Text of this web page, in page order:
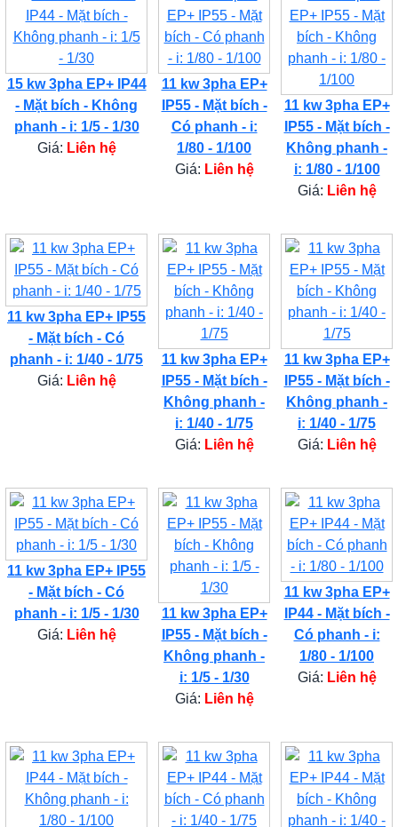
15 kw 3pha EP+ IP44
- Mặt bích - Không
phanh - i: 1/5 - 1/30
Giá: Liên hệ
11 kw 3pha EP+
IP55 - Mặt bích -
Có phanh - i:
1/80 - 1/100
Giá: Liên hệ
11 kw 3pha EP+
IP55 - Mặt bích -
Không phanh -
i: 1/80 - 1/100
Giá: Liên hệ
11 kw 3pha EP+ IP55
- Mặt bích - Có
phanh - i: 1/40 - 1/75
Giá: Liên hệ
11 kw 3pha EP+
IP55 - Mặt bích -
Không phanh -
i: 1/40 - 1/75
Giá: Liên hệ
11 kw 3pha EP+
IP55 - Mặt bích -
Không phanh -
i: 1/40 - 1/75
Giá: Liên hệ
11 kw 3pha EP+ IP55
- Mặt bích - Có
phanh - i: 1/5 - 1/30
Giá: Liên hệ
11 kw 3pha EP+
IP55 - Mặt bích -
Không phanh -
i: 1/5 - 1/30
Giá: Liên hệ
11 kw 3pha EP+
IP44 - Mặt bích -
Có phanh - i:
1/80 - 1/100
Giá: Liên hệ